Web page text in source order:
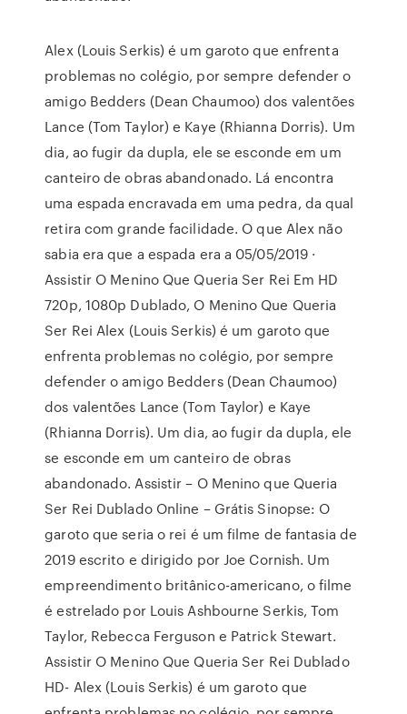
Alex (Louis Serkis) é um garoto que enfrenta
problemas no colégio, por sempre defender o
amigo Bedders (Dean Chaumoo) dos valentões
Lance (Tom Taylor) e Kaye (Rhianna Dorris). Um
dia, ao fugir da dupla, ele se esconde em um
canteiro de obras abandonado. Lá encontra
uma espada encravada em uma pedra, da qual
retira com grande facilidade. O que Alex não
sabia era que a espada era a 05/05/2019 ·
Assistir O Menino Que Queria Ser Rei Em HD
720p, 1080p Dublado, O Menino Que Queria
Ser Rei Alex (Louis Serkis) é um garoto que
enfrenta problemas no colégio, por sempre
defender o amigo Bedders (Dean Chaumoo)
dos valentões Lance (Tom Taylor) e Kaye
(Rhianna Dorris). Um dia, ao fugir da dupla, ele
se esconde em um canteiro de obras
abandonado. Assistir – O Menino que Queria
Ser Rei Dublado Online – Grátis Sinopse: O
garoto que seria o rei é um filme de fantasia de
2019 escrito e dirigido por Joe Cornish. Um
empreendimento britânico-americano, o filme
é estrelado por Louis Ashbourne Serkis, Tom
Taylor, Rebecca Ferguson e Patrick Stewart.
Assistir O Menino Que Queria Ser Rei Dublado
HD- Alex (Louis Serkis) é um garoto que